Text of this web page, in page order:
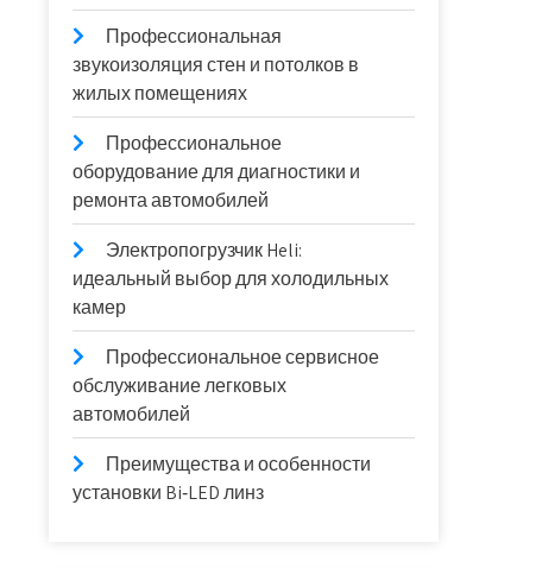
Профессиональная
звукоизоляция стен и потолков в
жилых помещениях
Профессиональное
оборудование для диагностики и
ремонта автомобилей
Электропогрузчик Heli:
идеальный выбор для холодильных
камер
Профессиональное сервисное
обслуживание легковых
автомобилей
Преимущества и особенности
установки Bi‑LED линз